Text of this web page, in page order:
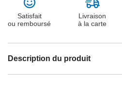
Satisfait
ou remboursé
Livraison
à la carte
Description du produit